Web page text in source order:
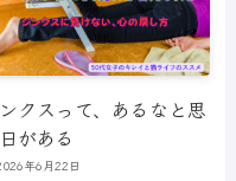
クスって、あるなと思
がある
年6月22日